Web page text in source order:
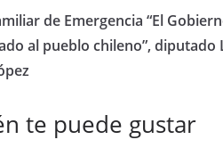
de Emergencia “El
al pueblo chileno”, diputado
te puede gustar